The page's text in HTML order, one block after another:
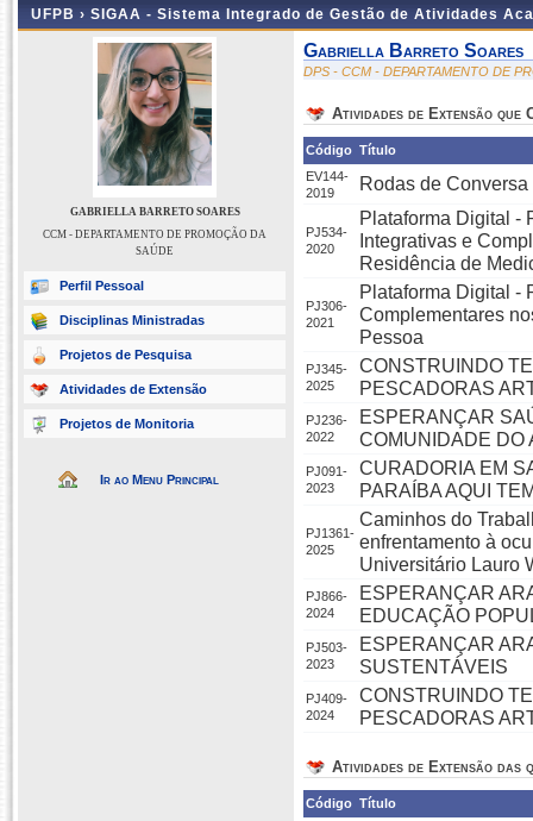
UFPB › SIGAA - Sistema Integrado de Gestão de Atividades
GABRIELLA BARRETO SOARES
CCM - DEPARTAMENTO DE PROMOÇÃO DA
SAÚDE
Perfil Pessoal
Disciplinas Ministradas
Projetos de Pesquisa
Atividades de Extensão
Projetos de Monitoria
Ir ao Menu Principal
Gabriella Barreto Soares
DPS - CCM - DEPARTAMENTO DE
Atividades de Extensão que
Código Título
EV144-
2019
Rodas de
PJ534-
2020
Plataforma Digital -
Integrativas e
Residência de
PJ306-
2021
Plataforma Digital -
Complementares
Pessoa
PJ345-
2025
CONSTRUINDO
PESCADORAS
PJ236-
2022
ESPERANÇAR
COMUNIDADE DO
PJ091-
2023
CURADORIA EM
PARAÍBA AQUI
PJ1361-
2025
Caminhos do
enfrentamento à
Universitário Lauro
PJ866-
2024
ESPERANÇAR
EDUCAÇÃO
PJ503-
2023
ESPERANÇAR
SUSTENTÁVEIS
PJ409-
2024
CONSTRUINDO
PESCADORAS
Atividades de Extensão das
Código Título